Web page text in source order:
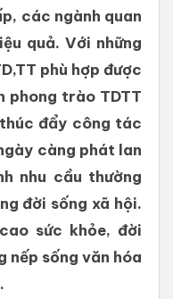
các ngành quan
quả. Với những
phù hợp được
phong trào TDTT
đẩy công tác
càng phát lan
nhu cầu thường
đời sống xã hội.
sức khỏe, đời
nếp sống văn hóa